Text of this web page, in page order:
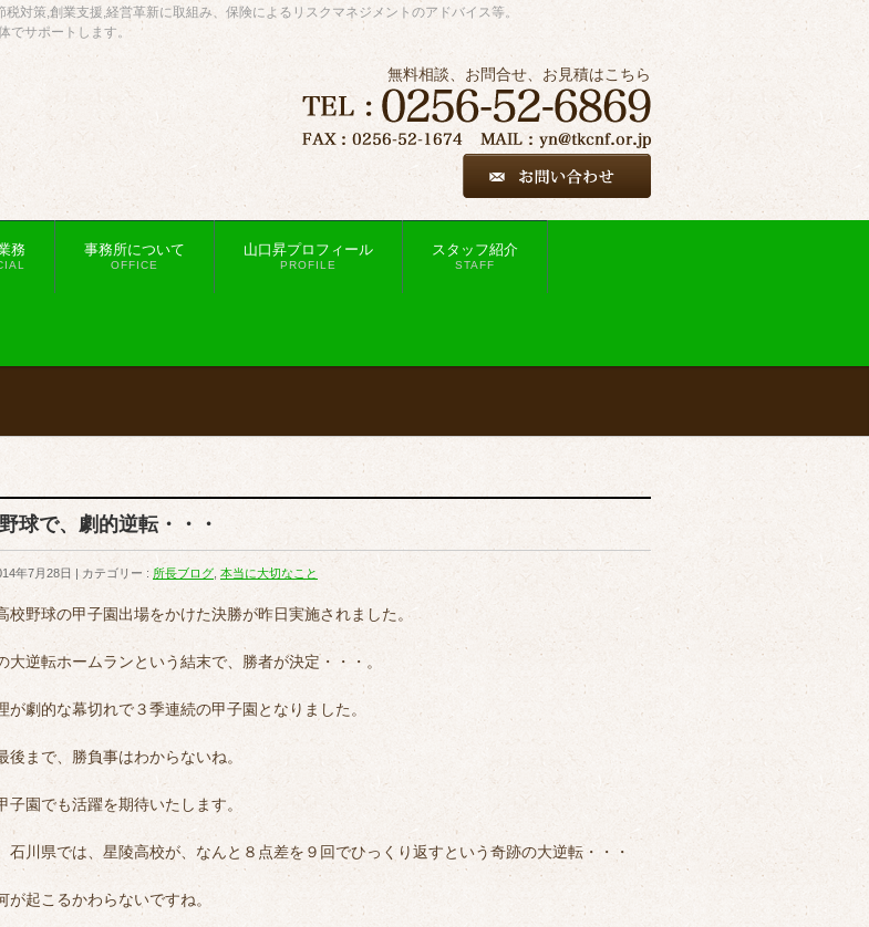
対策,創業支援,経営革新に取組み、保険によるリスクマネジメントのアドバイス等。
でサポートします。
無料相談、お問合せ、お見積はこちら
務 事務所について
OFFICE
山口昇プロフィール
PROFILE
スタッフ紹介
STAFF
球で、劇的逆転・・・
年7月28日 カテゴリー : 所長ブログ 本当に大切なこと
校野球の甲子園出場をかけた決勝が昨日実施されました。
大逆転ホームランという結末で、勝者が決定・・・。
が劇的な幕切れで３季連続の甲子園となりました。
後まで、勝負事はわからないね。
子園でも活躍を期待いたします。
石川県では、星陵高校が、なんと８点差を９回でひっくり返すという奇跡の大逆転・・・
が起こるかわらないですね。